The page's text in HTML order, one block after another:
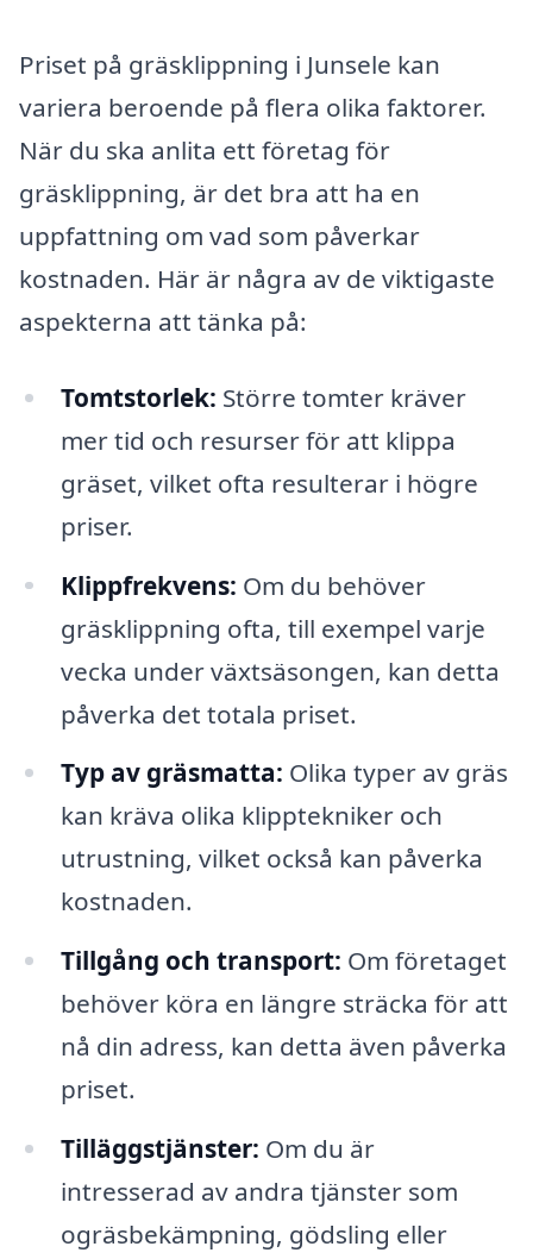
Priset på gräsklippning i Junsele kan
variera beroende på flera olika faktorer.
När du ska anlita ett företag för
gräsklippning, är det bra att ha en
uppfattning om vad som påverkar
kostnaden. Här är några av de viktigaste
aspekterna att tänka på:
Tomtstorlek: Större tomter kräver
mer tid och resurser för att klippa
gräset, vilket ofta resulterar i högre
priser.
Klippfrekvens: Om du behöver
gräsklippning ofta, till exempel varje
vecka under växtsäsongen, kan detta
påverka det totala priset.
Typ av gräsmatta: Olika typer av gräs
kan kräva olika klipptekniker och
utrustning, vilket också kan påverka
kostnaden.
Tillgång och transport: Om företaget
behöver köra en längre sträcka för att
nå din adress, kan detta även påverka
priset.
Tilläggstjänster: Om du är
intresserad av andra tjänster som
ogräsbekämpning, gödsling eller